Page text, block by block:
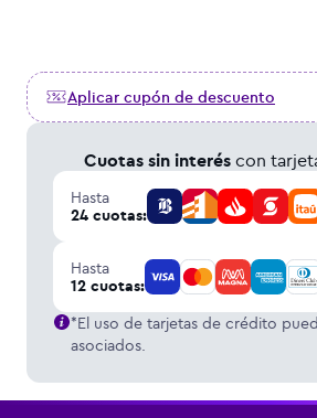
Aplicar cupón de descuento
Cuotas sin interéscon
Hasta
24 cuotas:
Hasta
12 cuotas:
*El uso de tarjetas de crédito
asociados.